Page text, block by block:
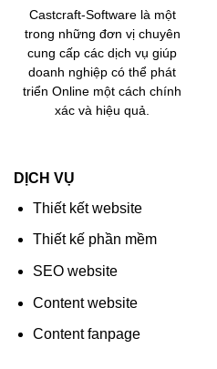
Castcraft-Software là một
trong những đơn vị chuyên
cung cấp các dịch vụ giúp
doanh nghiệp có thể phát
triển Online một cách chính
xác và hiệu quả.
DỊCH VỤ
Thiết kết website
Thiết kế phần mềm
SEO website
Content website
Content fanpage